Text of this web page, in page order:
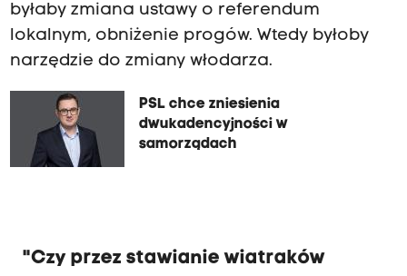
byłaby zmiana ustawy o referendum
lokalnym, obniżenie progów. Wtedy byłoby
narzędzie do zmiany włodarza.
PSL chce zniesienia
dwukadencyjności w
samorządach
"Czy przez stawianie wiatraków